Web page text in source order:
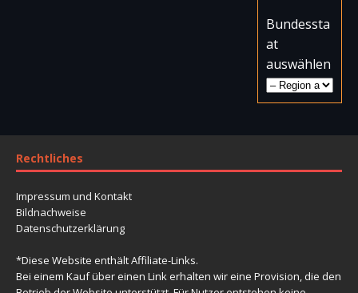
Bundessta
at
auswählen
Rechtliches
Impressum und Kontakt
Bildnachweise
Datenschutzerklärung
*Diese Website enthält Affiliate-Links.
Bei einem Kauf über einen Link erhalten wir eine Provision, die den